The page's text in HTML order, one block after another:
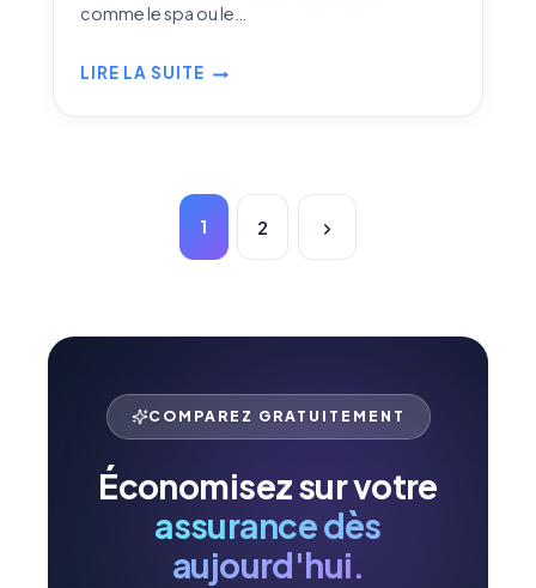
comme le spa ou le…
LIRE LA SUITE
ASSURANCE
navigation
1 2
Next
COMPAREZ GRATUITEMENT
Économisez sur votre
assurance dès
aujourd'hui.